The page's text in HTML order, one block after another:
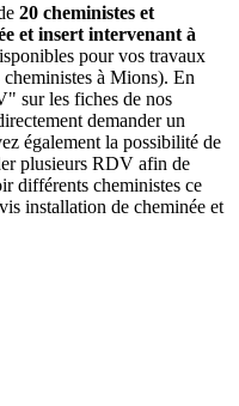
20 cheministes et
et insert intervenant à
pour vos travaux
à Mions). En
sur les fiches de nos
demander un
également la possibilité de
plusieurs RDV afin de
différents cheministes ce
installation de cheminée et